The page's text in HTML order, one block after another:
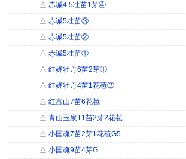
△ 赤诚4.5壮苗1芽④
△ 赤诚5壮苗③
△ 赤诚5壮苗②
△ 赤诚5壮苗①
△ 红婵牡丹6苗2芽①
△ 红婵牡丹4苗1花苞③
△ 红富山7苗6花苞
△ 青山玉泉11苗2芽2花苞
△ 小国魂7苗2芽1花苞G5
△ 小国魂9苗4芽G